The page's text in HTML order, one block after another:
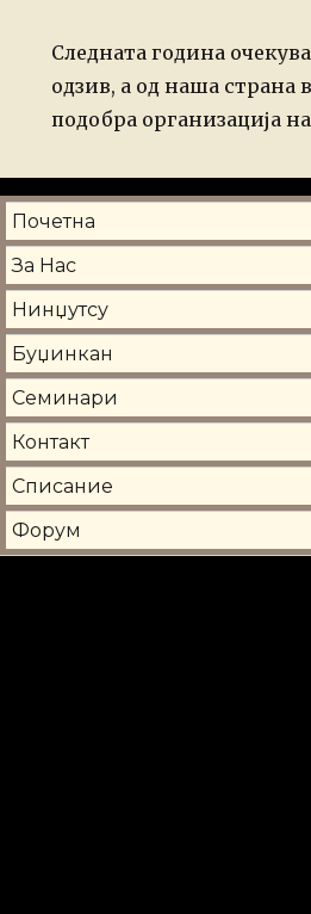
Следната година
одзив, а од наша страна
подобра организација
Почетна
За Нас
Нинџутсу
Буџинкан
Семинари
Контакт
Списание
Форум